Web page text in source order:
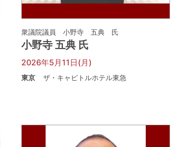
衆議院議員 小野寺 五典 氏
小野寺 五典 氏
2026年5月11日(月)
東京 ザ・キャピトルホテル東急